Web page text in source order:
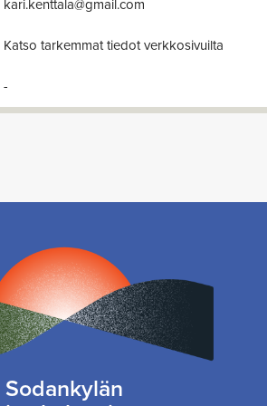
kari.kenttala@gmail.com
Katso tarkemmat tiedot verkkosivuilta
-
Sodankylän